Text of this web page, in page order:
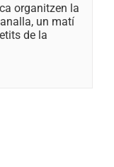
organitzen la
un matí
de la